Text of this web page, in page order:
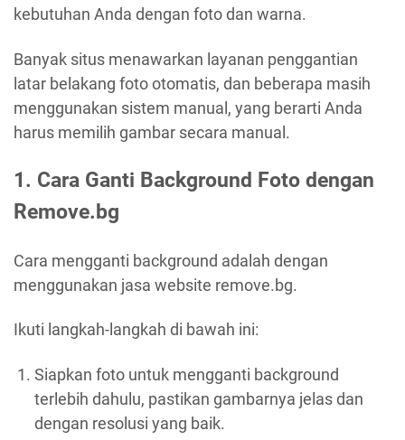
kebutuhan Anda dengan foto dan warna.
Banyak situs menawarkan layanan penggantian
latar belakang foto otomatis, dan beberapa masih
menggunakan sistem manual, yang berarti Anda
harus memilih gambar secara manual.
1. Cara Ganti Background Foto dengan
Remove.bg
Cara mengganti background adalah dengan
menggunakan jasa website remove.bg.
Ikuti langkah-langkah di bawah ini:
Siapkan foto untuk mengganti background
terlebih dahulu, pastikan gambarnya jelas dan
dengan resolusi yang baik.